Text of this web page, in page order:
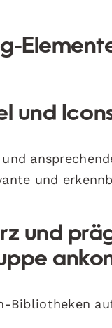
und
und
und
Bibliotheken